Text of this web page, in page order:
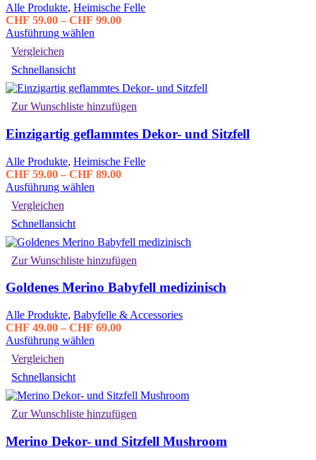
der
Produktseite
Alle Produkte, Heimische Felle
CHF 59.00 – CHF 99.00Preisspanne:
Ausführung wählen
Varianten
auf.
Die
können
der
Produktseite
Vergleichen
Schnellansicht
Zur Wunschliste hinzufügen
Einzigartig geflammtes Dekor- und Sitzfell
Alle Produkte, Heimische Felle
CHF 59.00 – CHF 89.00Preisspanne:
Ausführung wählen
Varianten
auf.
Die
können
der
Produktseite
Vergleichen
Schnellansicht
Zur Wunschliste hinzufügen
Goldenes Merino Babyfell medizinisch
Alle Produkte, Babyfelle & Accessories
CHF 49.00 – CHF 69.00Preisspanne:
Ausführung wählen
Varianten
auf.
Die
können
Vergleichen
Schnellansicht
Zur Wunschliste hinzufügen
Merino Dekor- und Sitzfell Mushroom